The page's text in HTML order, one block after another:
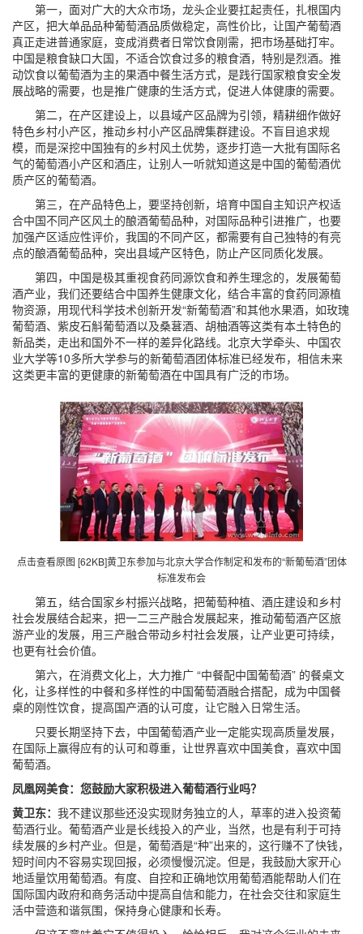
第一，面对广大的大众市场，龙头企业要扛起责任，扎根国内
产区，把大单品品种葡萄酒品质做稳定，高性价比，让国产葡萄酒
真正走进普通家庭，变成消费者日常饮食刚需，把市场基础打牢。
中国是粮食缺口大国，不适合饮食过多的粮食酒，特别是烈酒。推
动饮食以葡萄酒为主的果酒中餐生活方式，是践行国家粮食安全发
展战略的需要，也是推广健康的生活方式，促进人体健康的需要。
第二，在产区建设上，以县域产区品牌为引领，精耕细作做好
特色乡村小产区，推动乡村小产区品牌集群建设。不盲目追求规
模，而是深挖中国独有的乡村风土优势，逐步打造一大批有国际名
气的葡萄酒小产区和酒庄，让别人一听就知道这是中国的葡萄酒优
质产区的葡萄酒。
第三，在产品特色上，要坚持创新，培育中国自主知识产权适
合中国不同产区风土的酿酒葡萄品种，对国际品种引进推广，也要
加强产区适应性评价，我国的不同产区，都需要有自己独特的有亮
点的酿酒葡萄品种，突出县域产区特色，防止产区同质化发展。
第四，中国是极其重视食药同源饮食和养生理念的，发展葡萄
酒产业，我们还要结合中国养生健康文化，结合丰富的食药同源植
物资源，用现代科学技术创新开发“新葡萄酒”和其他水果酒，如玫瑰
葡萄酒、紫皮石斛葡萄酒以及桑葚酒、胡柚酒等这类有本土特色的
新品类，走出和国外不一样的差异化路线。北京大学牵头、中国农
业大学等10多所大学参与的新葡萄酒团体标准已经发布，相信未来
这类更丰富的更健康的新葡萄酒在中国具有广泛的市场。
点击查看原图 [62KB]黄卫东参加与北京大学合作制定和发布的“新葡萄酒”团体
标准发布会
第五，结合国家乡村振兴战略，把葡萄种植、酒庄建设和乡村
社会发展结合起来，把一二三产融合发展起来，推动葡萄酒产区旅
游产业的发展，用三产融合带动乡村社会发展，让产业更可持续，
也更有社会价值。
第六，在消费文化上，大力推广 “中餐配中国葡萄酒” 的餐桌文
化，让多样性的中餐和多样性的中国葡萄酒融合搭配，成为中国餐
桌的刚性饮食，提高国产酒的认可度，让它融入日常生活。
只要长期坚持下去，中国葡萄酒产业一定能实现高质量发展，
在国际上赢得应有的认可和尊重，让世界喜欢中国美食，喜欢中国
葡萄酒。
凤凰网美食：您鼓励大家积极进入葡萄酒行业吗？
黄卫东： 我不建议那些还没实现财务独立的人，草率的进入投资葡
萄酒行业。葡萄酒产业是长线投入的产业，当然，也是有利于可持
续发展的乡村产业。但是，葡萄酒是“种”出来的，这行赚不了快钱，
短时间内不容易实现回报，必须慢慢沉淀。但是，我鼓励大家开心
地适量饮用葡萄酒。有度、自控和正确地饮用葡萄酒能帮助人们在
国际国内政府和商务活动中提高自信和能力，在社会交往和家庭生
活中营造和谐氛围，保持身心健康和长寿。